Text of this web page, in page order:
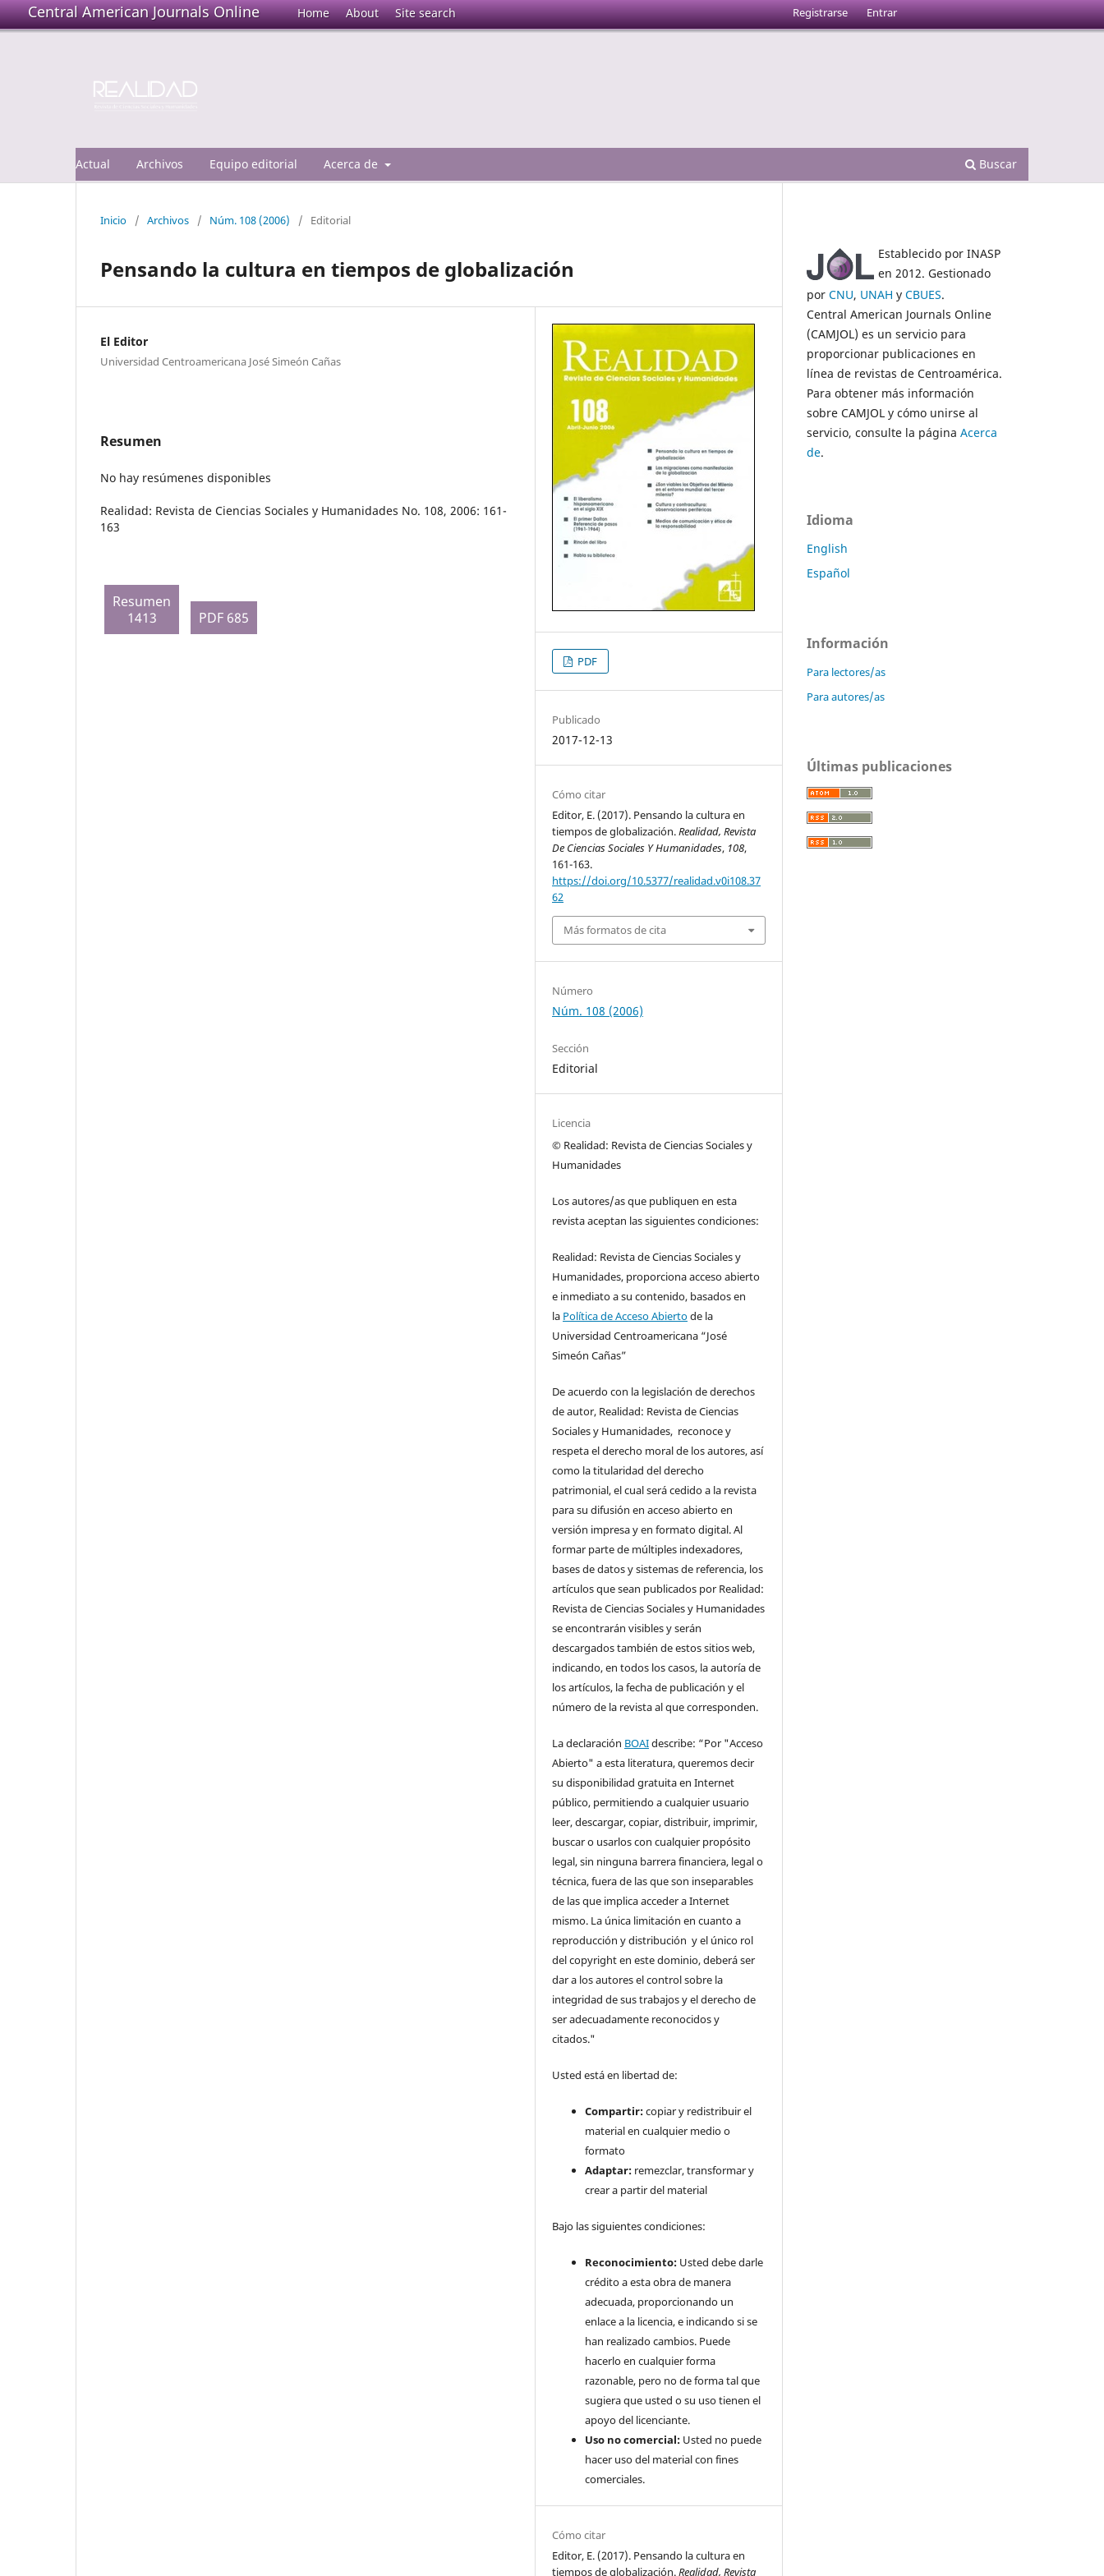
Central American Journals Online Home About Site search
Actual Archivos Equipo editorial Acerca de Buscar
Registrarse Entrar
Inicio / Archivos / Núm. 108 (2006) / Editorial
Pensando la cultura en tiempos de globalización
El Editor
Universidad Centroamericana José Simeón Cañas
Resumen
No hay resúmenes disponibles
Realidad: Revista de Ciencias Sociales y Humanidades No. 108, 2006: 161-
163
Resumen
1413
PDF 685
PDF
Publicado
2017-12-13
Cómo citar
Editor, E. (2017). Pensando la cultura en
tiempos de globalización.Realidad, Revista
De Ciencias Sociales Y Humanidades, 108,
161-163.
https://doi.org/10.5377/realidad.v0i108.37
62
Más formatos de cita
Número
Núm. 108 (2006)
Sección
Editorial
Licencia
© Realidad: Revista de Ciencias Sociales y
Humanidades
Los autores/as que publiquen en esta
revista aceptan las siguientes condiciones:
Realidad: Revista de Ciencias Sociales y
Humanidades, proporciona acceso abierto
e inmediato a su contenido, basados en
la Política de Acceso Abiertode la
Universidad Centroamericana “José
Simeón Cañas”
De acuerdo con la legislación de derechos
de autor, Realidad: Revista de Ciencias
Sociales y Humanidades, reconoce y
respeta el derecho moral de los autores, así
como la titularidad del derecho
patrimonial, el cual será cedido a la revista
para su difusión en acceso abierto en
versión impresa y en formato digital. Al
formar parte de múltiples indexadores,
bases de datos y sistemas de referencia, los
artículos que sean publicados por Realidad:
Revista de Ciencias Sociales y Humanidades
se encontrarán visibles y serán
descargados también de estos sitios web,
indicando, en todos los casos, la autoría de
los artículos, la fecha de publicación y el
número de la revista al que corresponden.
La declaración BOAIdescribe: “Por "Acceso
Abierto" a esta literatura, queremos decir
su disponibilidad gratuita en Internet
público, permitiendo a cualquier usuario
leer, descargar, copiar, distribuir, imprimir,
buscar o usarlos con cualquier propósito
legal, sin ninguna barrera financiera, legal o
técnica, fuera de las que son inseparables
de las que implica acceder a Internet
mismo. La única limitación en cuanto a
reproducción y distribución y el único rol
del copyright en este dominio, deberá ser
dar a los autores el control sobre la
integridad de sus trabajos y el derecho de
ser adecuadamente reconocidos y
citados."
Usted está en libertad de:
Compartir:copiar y redistribuir el
material en cualquier medio o
formato
Adaptar: remezclar, transformar y
crear a partir del material
Bajo las siguientes condiciones:
Reconocimiento: Usted debe darle
crédito a esta obra de manera
adecuada, proporcionando un
enlace a la licencia, e indicando si se
han realizado cambios. Puede
hacerlo en cualquier forma
razonable, pero no de forma tal que
sugiera que usted o su uso tienen el
apoyo del licenciante.
Uso no comercial: Usted no puede
hacer uso del material con fines
comerciales.
Cómo citar
Editor, E. (2017). Pensando la cultura en
tiempos de globalización.Realidad, Revista
Establecido por INASP
en 2012. Gestionado
por CNU, UNAH y CBUES.
Central American Journals Online
(CAMJOL) es un servicio para
proporcionar publicaciones en
línea de revistas de Centroamérica.
Para obtener más información
sobre CAMJOL y cómo unirse al
servicio, consulte la página Acerca
de.
Idioma
English
Español
Información
Para lectores/as
Para autores/as
Últimas publicaciones